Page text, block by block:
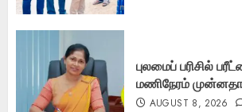
புலமைப் பரிசில்
மணிநேரம்
AUGUST 8, 2026